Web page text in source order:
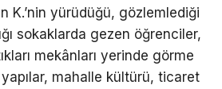
K.’nin yürüdüğü, gözlemlediği
sokaklarda gezen öğrenciler,
mekânları yerinde görme
yapılar, mahalle kültürü, ticaret